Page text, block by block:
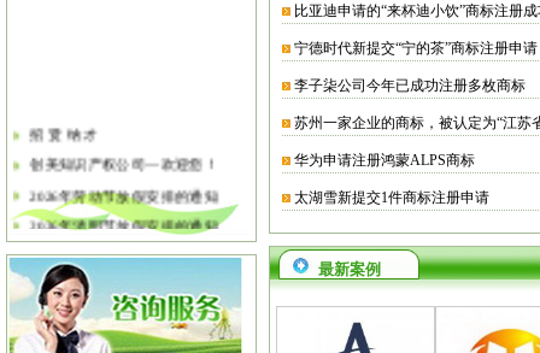
招 贤 纳 才
创美知识产权公司—欢迎您！
2026年劳动节放假安排的通知
2026年清明节放假安排的通知
关于软件企业评估有关工作的通知
2026年春节放假安排的通知
2026年元旦放假安排的通知
2025年国庆节、中秋节放假安排
比亚迪申请的“来杯迪小饮”商标注册
宁德时代新提交“宁的茶”商标注册申请
李子柒公司今年已成功注册多枚商标
苏州一家企业的商标，被认定为“江苏
华为申请注册鸿蒙ALPS商标
太湖雪新提交1件商标注册申请
最新案例